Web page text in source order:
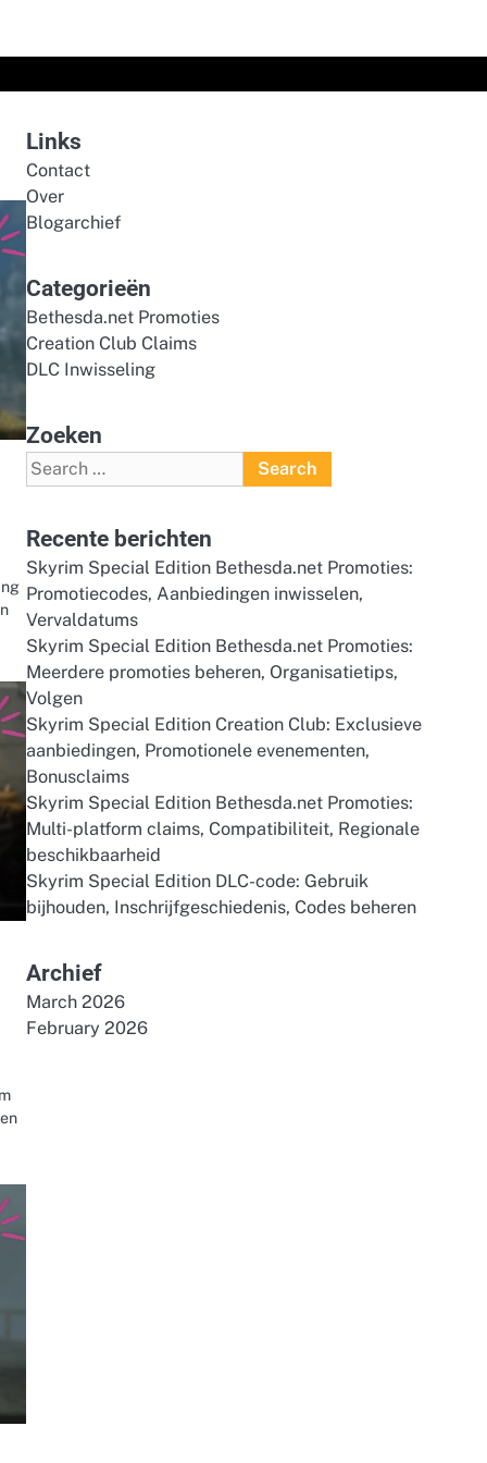
Links
Contact
Over
Blogarchief
Categorieën
Bethesda.net Promoties
Creation Club Claims
DLC Inwisseling
Zoeken
Search
for:
Recente berichten
Skyrim Special Edition Bethesda.net Promoties:
Promotiecodes, Aanbiedingen inwisselen,
Vervaldatums
Skyrim Special Edition Bethesda.net Promoties:
Meerdere promoties beheren, Organisatietips,
Volgen
Skyrim Special Edition Creation Club: Exclusieve
aanbiedingen, Promotionele evenementen,
Bonusclaims
Skyrim Special Edition Bethesda.net Promoties:
Multi-platform claims, Compatibiliteit, Regionale
beschikbaarheid
Skyrim Special Edition DLC-code: Gebruik
bijhouden, Inschrijfgeschiedenis, Codes beheren
Archief
March 2026
February 2026